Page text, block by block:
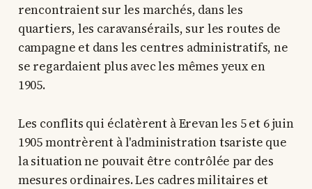
rencontraient sur les marchés, dans les
quartiers, les caravansérails, sur les routes de
campagne et dans les centres administratifs, ne
se regardaient plus avec les mêmes yeux en
1905.
Les conflits qui éclatèrent à Erevan les 5 et 6 juin
1905 montrèrent à l'administration tsariste que
la situation ne pouvait être contrôlée par des
mesures ordinaires. Les cadres militaires et